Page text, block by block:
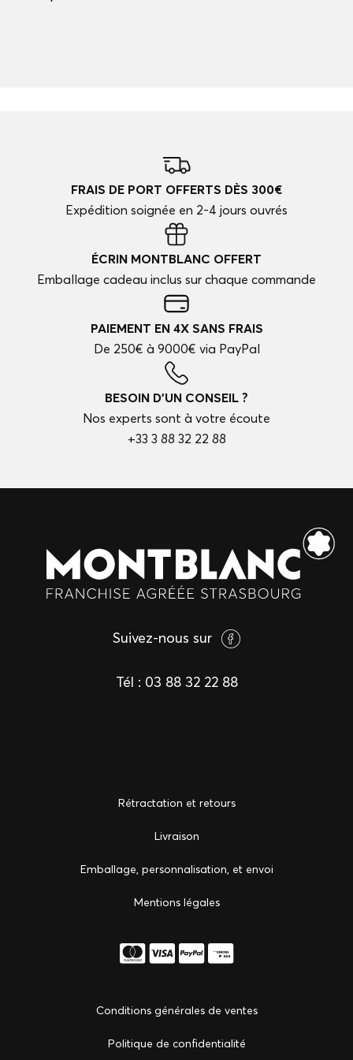
FRAIS DE PORT OFFERTS DÈS 300€
Expédition soignée en 2-4 jours ouvrés
ÉCRIN MONTBLANC OFFERT
Emballage cadeau inclus sur chaque commande
PAIEMENT EN 4X SANS FRAIS
De 250€ à 9000€ via PayPal
BESOIN D'UN CONSEIL ?
Nos experts sont à votre écoute
+33 3 88 32 22 88
Suivez-nous sur
Tél : 03 88 32 22 88
Rétractation et retours
Livraison
Emballage, personnalisation, et envoi
Mentions légales
Conditions générales de ventes
Politique de confidentialité